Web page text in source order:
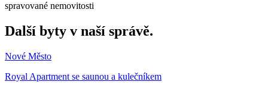
spravované nemovitosti
Další byty v naší správě.
Nové Město
Royal Apartment se saunou a kulečníkem